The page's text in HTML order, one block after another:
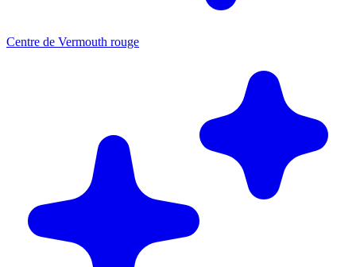
Centre de Vermouth rouge